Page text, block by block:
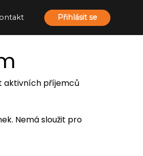
Přihlásit se
aktivních příjemců
Nemá sloužit pro